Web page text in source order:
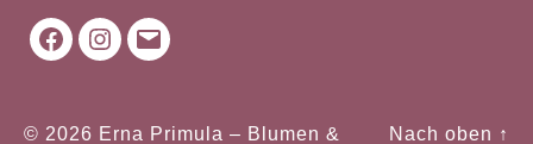
Facebook
Instagram
Mail
© 2026 Erna Primula – Blumen &
Nach oben ↑